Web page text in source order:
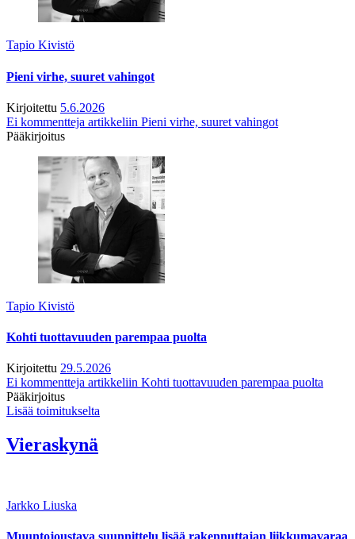
Tapio Kivistö
Pieni virhe, suuret vahingot
Kirjoitettu 5.6.2026
Ei kommentteja artikkeliin Pieni virhe, suuret vahingot
Pääkirjoitus
Tapio Kivistö
Kohti tuottavuuden parempaa puolta
Kirjoitettu 29.5.2026
Ei kommentteja artikkeliin Kohti tuottavuuden parempaa puolta
Pääkirjoitus
Lisää toimitukselta
Vieraskynä
Jarkko Liuska